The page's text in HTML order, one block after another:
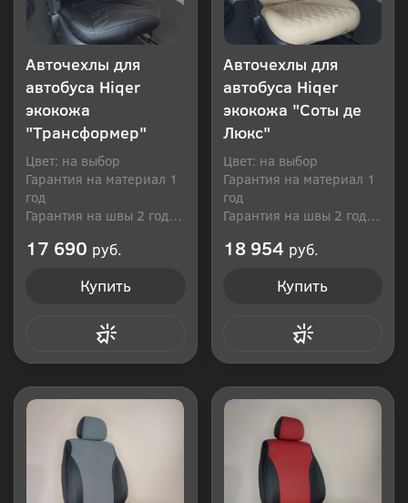
Авточехлы для
автобуса Hiqer
экокожа
"Трансформер"
Цвет: на выбор
Гарантия на материал 1
год
Гарантия на швы 2 года
17 690 руб.
Купить
Авточехлы для
автобуса Hiqer
экокожа "Соты де
Люкс"
Цвет: на выбор
Гарантия на материал 1
год
Гарантия на швы 2 года
18 954 руб.
Купить